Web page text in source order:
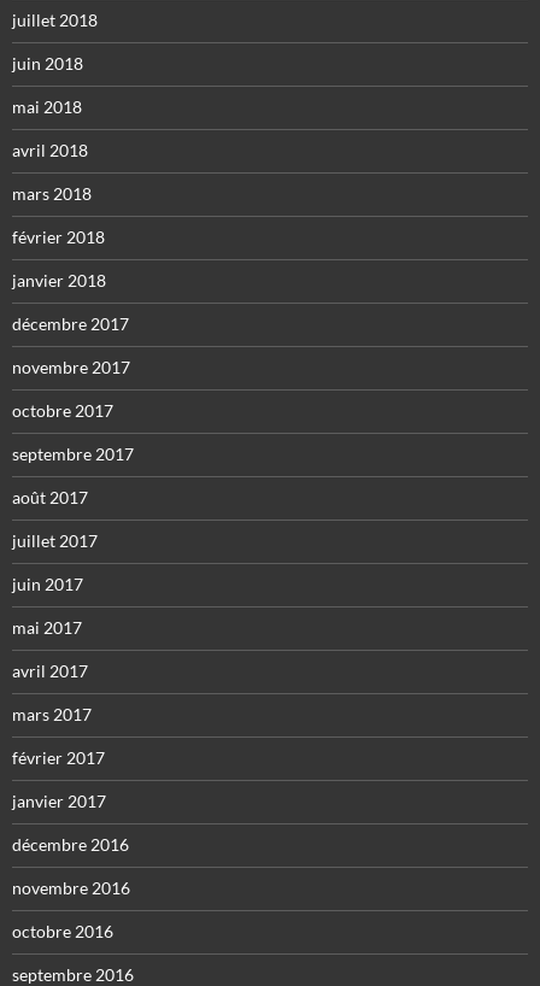
juillet 2018
juin 2018
mai 2018
avril 2018
mars 2018
février 2018
janvier 2018
décembre 2017
novembre 2017
octobre 2017
septembre 2017
août 2017
juillet 2017
juin 2017
mai 2017
avril 2017
mars 2017
février 2017
janvier 2017
décembre 2016
novembre 2016
octobre 2016
septembre 2016